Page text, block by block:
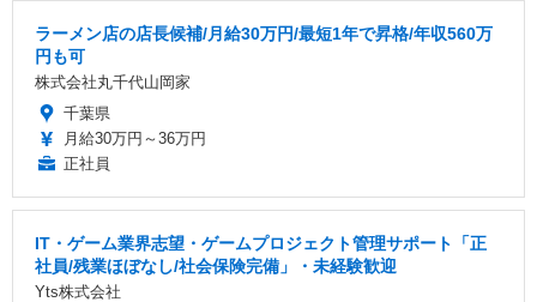
ラーメン店の店長候補/月給30万円/最短1年で昇格/年収560万
円も可
株式会社丸千代山岡家
千葉県
月給30万円～36万円
正社員
IT・ゲーム業界志望・ゲームプロジェクト管理サポート「正
社員/残業ほぼなし/社会保険完備」・未経験歓迎
Yts株式会社